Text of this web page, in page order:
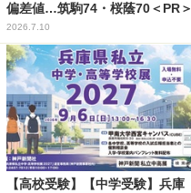
偏差値…筑駒74・桜蔭70＜PR＞
2026.7.10
【高校受験】【中学受験】兵庫